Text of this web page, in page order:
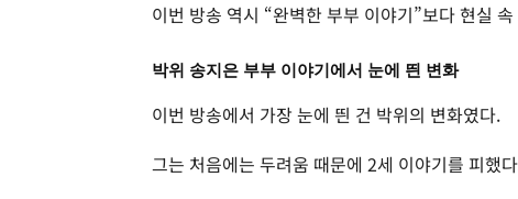
이번 방송 역시 “완벽한 부부 이야기”보다 현실
박위 송지은 부부 이야기에서 눈에 띈 변화
이번 방송에서 가장 눈에 띈 건 박위의 변화였다.
그는 처음에는 두려움 때문에 2세 이야기를 피했